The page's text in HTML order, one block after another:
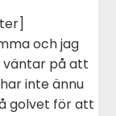
och jag
väntar på att
inte ännu
golvet för att